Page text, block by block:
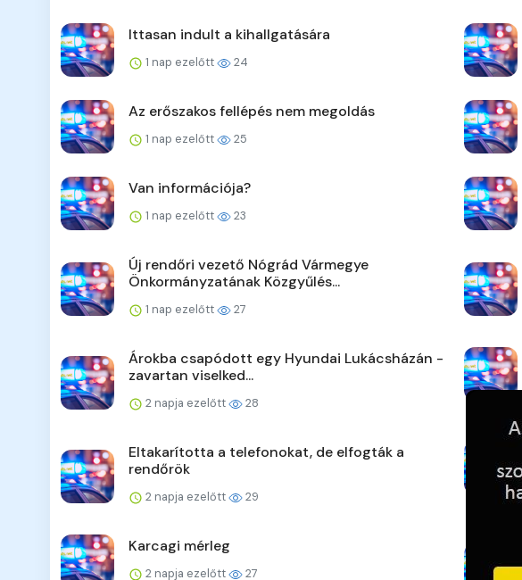
Ittasan indult a kihallgatására
1 nap ezelőtt 24
Az erőszakos fellépés nem megoldás
1 nap ezelőtt 25
Van információja?
1 nap ezelőtt 23
Új rendőri vezető Nógrád Vármegye
Önkormányzatának Közgyűlés...
1 nap ezelőtt 27
Árokba csapódott egy Hyundai Lukácsházán -
zavartan viselked...
2 napja ezelőtt 28
Eltakarította a telefonokat, de elfogták a
rendőrök
2 napja ezelőtt 29
Karcagi mérleg
2 napja ezelőtt 27